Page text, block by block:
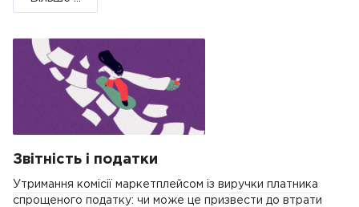
Звітність і податки
Утримання комісії маркетплейсом із виручки платника
спрощеного податку: чи може це призвести до втрати